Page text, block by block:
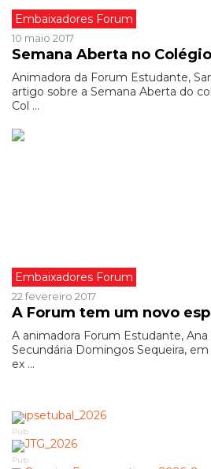
Embaixadores Forum
10 maio 2017
Semana Aberta no
Animadora da Forum Estudante,
artigo sobre a Semana Aberta do
Col ...
Embaixadores Forum
22 fevereiro 2017
A Forum tem um novo
A animadora Forum Estudante, Ana
Secundária Domingos Sequeira,
ex ...
Pub
Pub